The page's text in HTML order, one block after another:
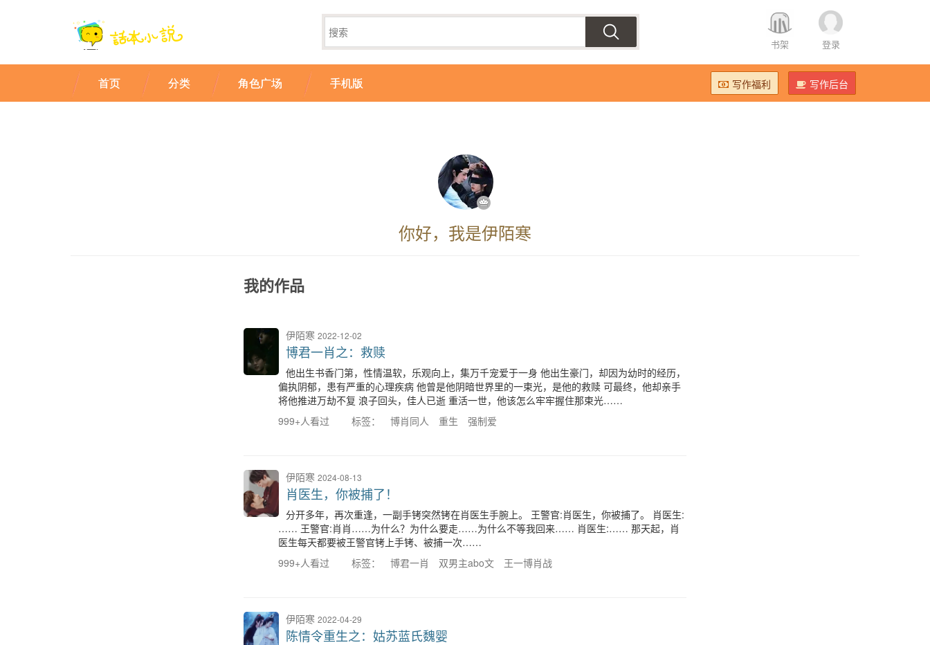
书架 登录
写作福利 写作后台
首页 分类 角色广场 手机版
你好，我是伊陌寒
我的作品
伊陌寒 2022-12-02
博君一肖之：救赎
他出生书香门第，性情温软，乐观向上，集万千宠爱于一身 他出生豪门，却因为幼时的经历，
偏执阴郁，患有严重的心理疾病 他曾是他阴暗世界里的一束光，是他的救赎 可最终，他却亲手
将他推进万劫不复 浪子回头，佳人已逝 重活一世，他该怎么牢牢握住那束光……
999+人看过
标签： 博肖同人 重生 强制爱
伊陌寒 2024-08-13
肖医生，你被捕了！
分开多年，再次重逢，一副手铐突然铐在肖医生手腕上。 王警官:肖医生，你被捕了。 肖医生:
…… 王警官:肖肖……为什么？为什么要走……为什么不等我回来…… 肖医生:…… 那天起，肖
医生每天都要被王警官铐上手铐、被捕一次……
999+人看过
标签： 博君一肖 双男主abo文 王一博肖战
伊陌寒 2022-04-29
陈情令重生之：姑苏蓝氏魏婴